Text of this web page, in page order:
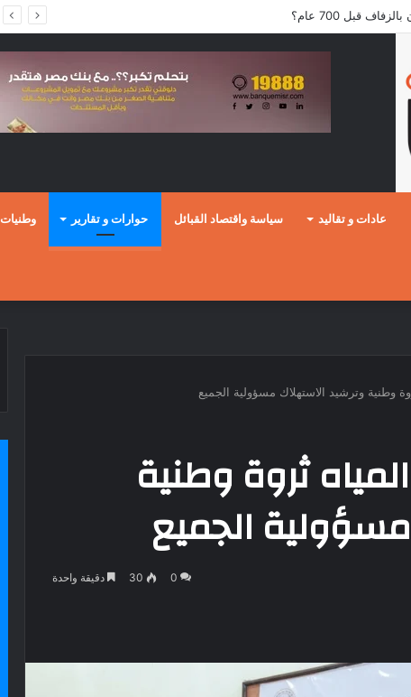
قبل 700 عام؟
عادات و تقاليد سياسة واقتصاد القبائل حوارات و تقارير وطنيات
وطنية وترشيد الاستهلاك مسؤولية الجميع
ثروة وطنية
الجميع
0
30 دقيقة واحدة